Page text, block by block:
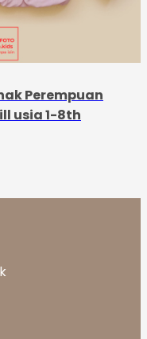
Perempuan
usia 1-8th